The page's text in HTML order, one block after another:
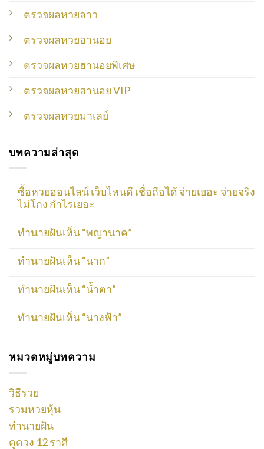
ตรวจผลหวยลาว
ตรวจผลหวยฮานอย
ตรวจผลหวยฮานอยพิเศษ
ตรวจผลหวยฮานอย VIP
ตรวจผลหวยมาเลย์
บทความล่าสุด
ซื้อหวยออนไลน์ เว็บไหนดี เชื่อถือได้ จ่ายเยอะ จ่ายจริง
ไม่โกง กำไรเยอะ
ทำนายฝันเห็น “พญานาค”
ทำนายฝันเห็น “นาก”
ทำนายฝันเห็น “น้ำตา”
ทำนายฝันเห็น “นางฟ้า”
หมวดหมู่บทความ
วิธีรวย
รวมหวยหุ้น
ทำนายฝัน
ดูดวง 12 ราศี